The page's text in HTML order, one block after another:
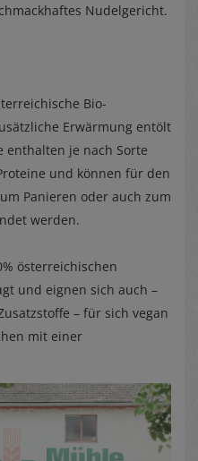
Nudelgericht.
Bio-
Erwärmung entölt
enthalten je nach Sorte
und können für den
Panieren oder auch zum
werden.
österreichischen
und eignen sich auch –
– für sich vegan
mit einer